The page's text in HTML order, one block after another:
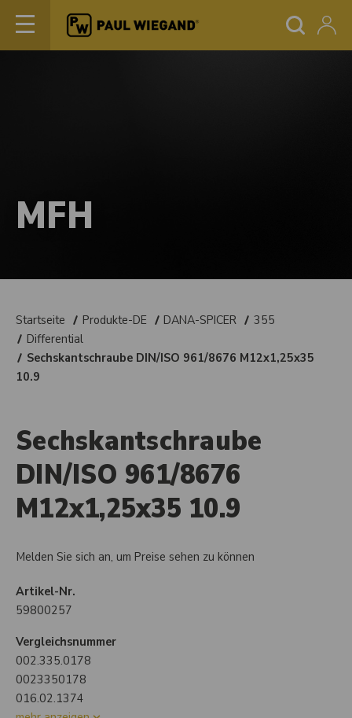
MFH
Startseite Produkte-DE DANA-SPICER
355
Differential
Sechskantschraube DIN/ISO 961/8676 M12x1,25x35
10.9
Sechskantschraube
DIN/ISO 961/8676
M12x1,25x35 10.9
Melden Sie sich an, um Preise sehen zu können
Artikel-Nr.
59800257
Vergleichsnummer
002.335.0178
0023350178
016.02.1374